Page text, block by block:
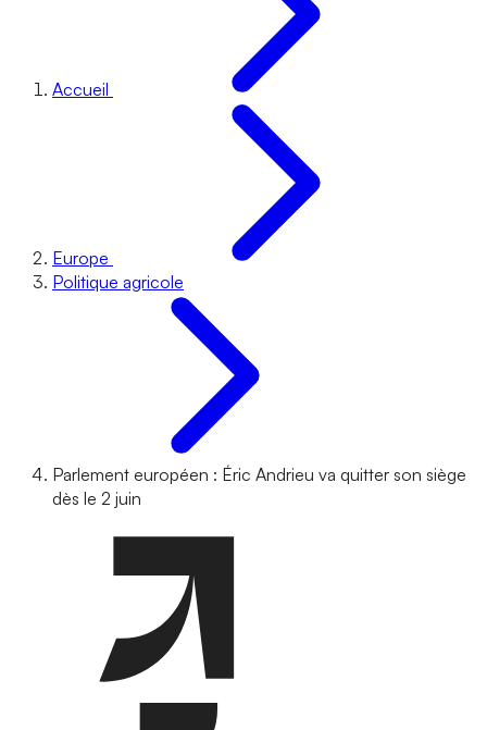
Accueil
Europe
Politique agricole
Parlement européen : Éric Andrieu va quitter son siège
dès le 2 juin